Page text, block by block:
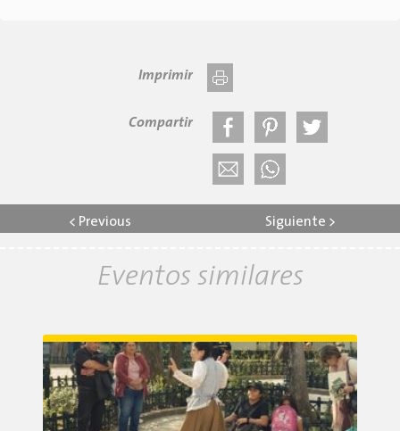
Imprimir
Compartir
< Previous Siguiente >
Eventos similares